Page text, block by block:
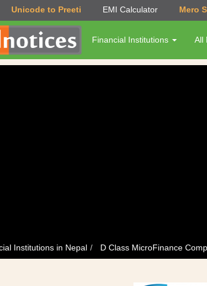
Unicode to Preeti EMI Calculator Mero
Financial Institutions All
Institutions in Nepal D Class MicroFinance